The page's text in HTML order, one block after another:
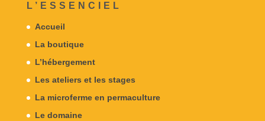
L’ESSENCIEL
Accueil
La boutique
L’hébergement
Les ateliers et les stages
La microferme en permaculture
Le domaine